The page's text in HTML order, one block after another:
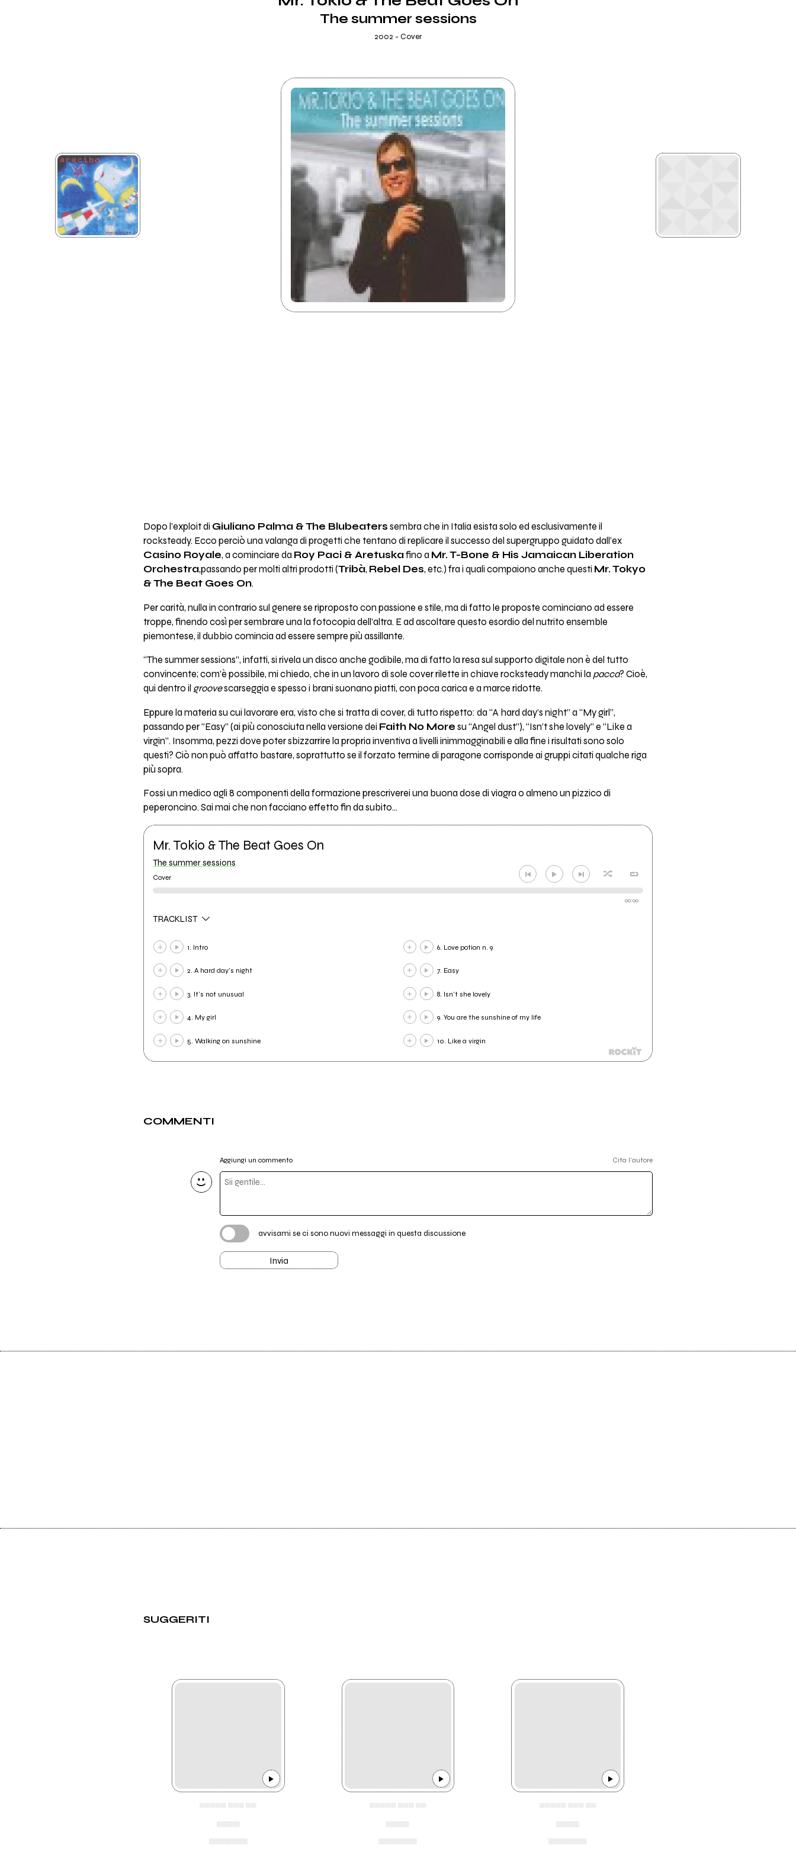
The summer sessions
2002 - Cover
Dopo l’exploit di Giuliano Palma & The Blubeaters sembra che in Italia esista solo ed esclusivamente il
rocksteady. Ecco perciò una valanga di progetti che tentano di replicare il successo del supergruppo guidato dall’ex
Casino Royale, a cominciare da Roy Paci & Aretuskafino a Mr. T-Bone & His Jamaican Liberation
Orchestra,passando per molti altri prodotti (Tribà, Rebel Des, etc.) fra i quali compaiono anche questi Mr. Tokyo
& The Beat Goes On.
Per carità, nulla in contrario sul genere se riproposto con passione e stile, ma di fatto le proposte cominciano ad essere
troppe, finendo così per sembrare una la fotocopia dell’altra. E ad ascoltare questo esordio del nutrito ensemble
piemontese, il dubbio comincia ad essere sempre più assillante.
“The summer sessions”, infatti, si rivela un disco anche godibile, ma di fatto la resa sul supporto digitale non è del tutto
convincente; com’è possibile, mi chiedo, che in un lavoro di sole cover rilette in chiave rocksteady manchi la pacca? Cioè,
qui dentro il groovescarseggia e spesso i brani suonano piatti, con poca carica e a marce ridotte.
Eppure la materia su cui lavorare era, visto che si tratta di cover, di tutto rispetto: da “A hard day’s night” a “My girl”,
passando per “Easy” (ai più conosciuta nella versione dei Faith No More su “Angel dust”), “Isn’t she lovely” e “Like a
virgin”. Insomma, pezzi dove poter sbizzarrire la propria inventiva a livelli inimmagginabili e alla fine i risultati sono solo
questi? Ciò non può affatto bastare, soprattutto se il forzato termine di paragone corrisponde ai gruppi citati qualche riga
più sopra.
Fossi un medico agli 8 componenti della formazione prescriverei una buona dose di viagra o almeno un pizzico di
peperoncino. Sai mai che non facciano effetto fin da subito…
Mr. Tokio & The Beat Goes On
The summer sessions
Cover
00:00
TRACKLIST
1. Intro
2. A hard day's night
3. It's not unusual
4. My girl
5. Walking on sunshine
6. Love potion n. 9
7. Easy
8. Isn't she lovely
9. You are the sunshine of my life
10. Like a virgin
COMMENTI
Aggiungi un commento Cita l'autore
avvisami se ci sono nuovi messaggi in questa discussione
Invia
SUGGERITI